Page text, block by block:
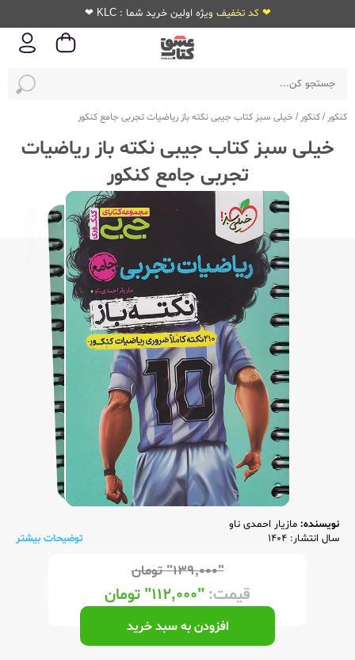
❤ کد تخفیف ویژه اولین خرید شما : KLC ❤
کنکور /کنکور / خیلی سبز کتاب جیبی نکته باز ریاضیات تجربی جامع کنکور
خیلی سبز کتاب جیبی نکته باز ریاضیات
تجربی جامع کنکور
نویسنده: مازیار احمدی ناو
سال انتشار: 1404
توضیحات بیشتر
"۱۳۹,۰۰۰" تومان
قیمت: "۱۱۲,۰۰۰" تومان
افزودن به سبد خرید